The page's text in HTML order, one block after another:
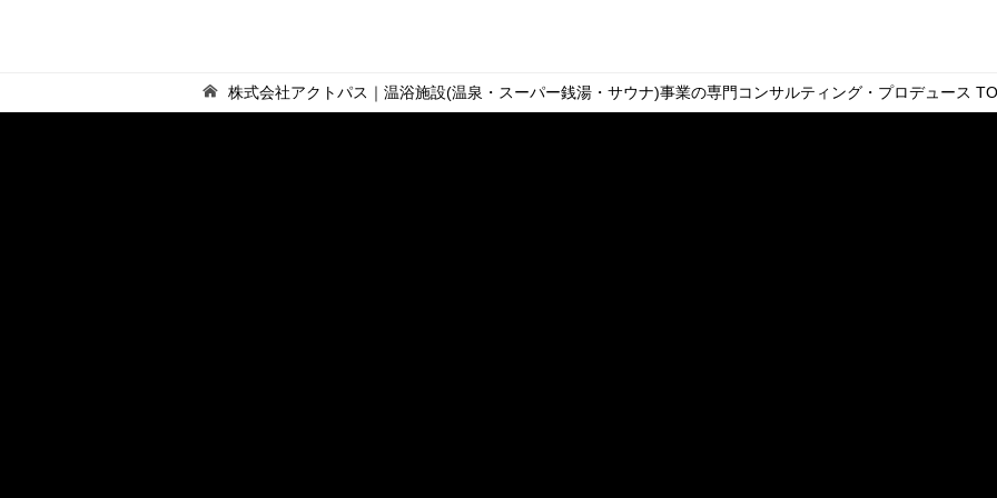
株式会社アクトパス｜温浴施設(温泉・スーパー銭湯・サウナ)事業の専門コンサルティング・プロデュース